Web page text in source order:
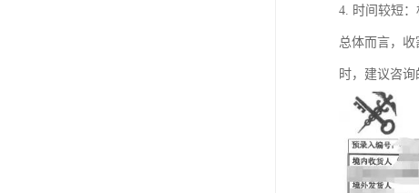
4. 时间较短
总体而言，
时，建议咨